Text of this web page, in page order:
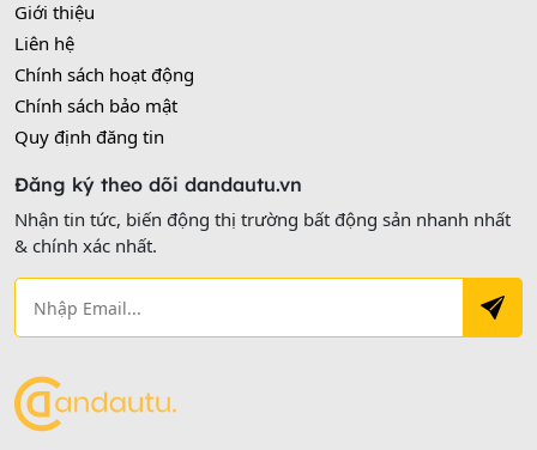
Giới thiệu
Liên hệ
Chính sách hoạt động
Chính sách bảo mật
Quy định đăng tin
Đăng ký theo dõi dandautu.vn
Nhận tin tức, biến động thị trường bất động sản nhanh nhất
& chính xác nhất.